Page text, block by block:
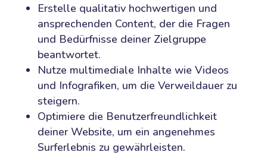
Erstelle qualitativ hochwertigen und
ansprechenden Content, der die Fragen
und Bedürfnisse deiner Zielgruppe
beantwortet.
Nutze multimediale Inhalte wie Videos
und Infografiken, um die Verweildauer zu
steigern.
Optimiere die Benutzerfreundlichkeit
deiner Website, um ein angenehmes
Surferlebnis zu gewährleisten.